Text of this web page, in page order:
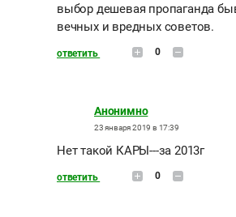
выбор дешевая пропаганда
вечных и вредных советов.
ответить 0
Анонимно
23 января 2019 в 17:39
Нет такой КАРЫ---за 2013г
ответить 0